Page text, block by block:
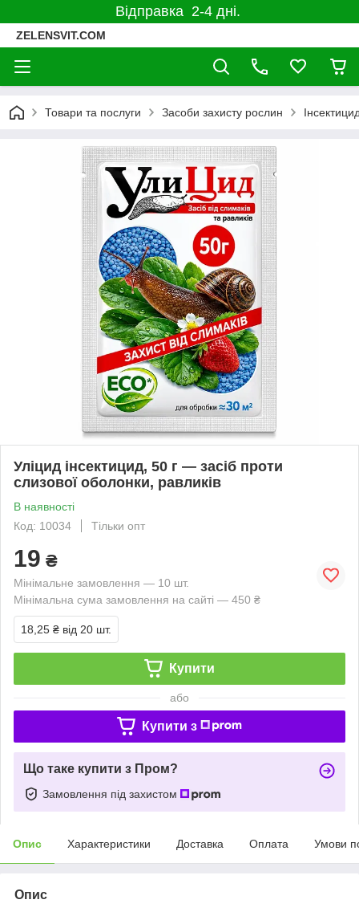
Відправка 2-4 дні.
ZELENSVIT.COM
Товари та послуги Засоби захисту рослин
Уліцид інсектицид, 50 г — засіб проти
слизової оболонки, равликів
В наявності
Код: 10034
Тільки опт
19 ₴
Мінімальне замовлення — 10 шт.
Мінімальна сума замовлення на сайті — 450 ₴
18,25 ₴ від 20 шт.
Купити
або
Купити з
Що таке купити з Пром?
Замовлення під захистом
Опис Характеристики Доставка Оплата Умови
Опис